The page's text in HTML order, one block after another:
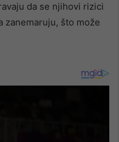
da se njihovi rizici
zanemaruju, što može